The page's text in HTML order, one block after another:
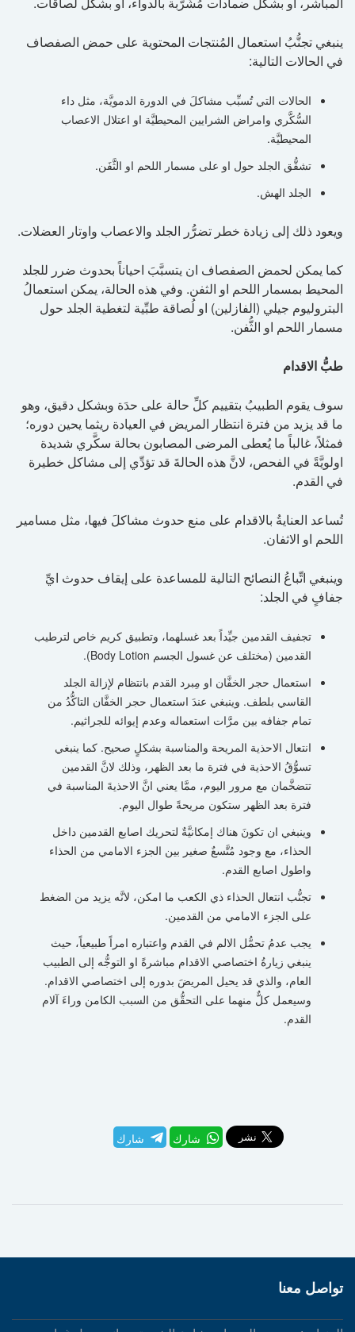
ينبغي تجنُّبُ استعمال المُنتجات المحتوية على حمض الصفصاف
في الحالات التالية:
الحالات التي تُسبِّب مشاكلَ في الدورة الدمويَّة، مثل داء
السُّكَّري وامراض الشرايين المحيطيَّة او اعتلال الاعصاب
المحيطيَّة.
تشقُّق الجلد حول او على مسمار اللحم او الثَّفَن.
الجلد الهش.
ويعود ذلك إلى زيادة خطر تضرُّر الجلد والاعصاب واوتار العضلات.
كما يمكن لحمض الصفصاف ان يتسبَّبَ احياناً بحدوث ضرر للجلد
المحيط بمسمار اللحم او الثفن. وفي هذه الحالة، يمكن استعمالُ
البتروليوم جيلي (الفازلين) او لُصاقة طبِّية لتغطية الجلد حول
مسمار اللحم او الثُّفن.
طبُّ الاقدام
سوف يقوم الطبيبُ بتقييم كلِّ حالة على حدَة وبشكل دقيق، وهو
ما قد يزيد من فترة انتظار المريض في العيادة ريثما يحين دوره؛
فمثلاً، غالباً ما يُعطى المرضى المصابون بحالة سكَّري شديدة
اولويَّةً في الفحص، لانَّ هذه الحالةَ قد تؤدِّي إلى مشاكل خطيرة
في القدم.
تُساعد العنايةُ بالاقدام على منع حدوث مشاكلَ فيها، مثل مسامير
اللحم او الاثفان.
وينبغي اتِّباعُ النصائح التالية للمساعدة على إيقاف حدوث ايِّ
جفافٍ في الجلد:
تجفيف القدمين جيِّداً بعد غسلهما، وتطبيق كريم خاص لترطيب
القدمين (مختلف عن غسول الجسم Body Lotion).
استعمال حجر الخفَّان او مِبرد القدم بانتظام لإزالة الجلد
القاسي بلطف. وينبغي عندَ استعمال حجر الخفَّان التاكُّدُ من
تمام جفافه بين مرَّات استعماله وعدم إيوائه للجراثيم.
انتعال الاحذية المريحة والمناسبة بشكلٍ صحيح. كما ينبغي
تسوُّقُ الاحذية في فترة ما بعد الظهر، وذلك لانَّ القدمين
تتضخَّمان مع مرور اليوم، ممَّا يعني انَّ الاحذيةَ المناسبة في
فترة بعد الظهر ستكون مريحةً طوال اليوم.
وينبغي ان تكونَ هناك إمكانيَّةٌ لتحريك اصابع القدمين داخل
الحذاء، مع وجود مُتَّسعٌ صغير بين الجزء الامامي من الحذاء
واطول اصابع القدم.
تجنُّب انتعال الحذاء ذي الكعب ما امكن، لانَّه يزيد من الضغط
على الجزء الامامي من القدمين.
يجب عدمُ تحمُّل الالم في القدم واعتباره امراً طبيعياً، حيث
ينبغي زيارةُ اختصاصي الاقدام مباشرةً او التوجُّه إلى الطبيب
العام، والذي قد يحيل المريضَ بدوره إلى اختصاصي الاقدام.
وسيعمل كلٌّ منهما على التحقُّق من السبب الكامن وراءَ آلام
القدم.
شارك شارك
تواصل معنا